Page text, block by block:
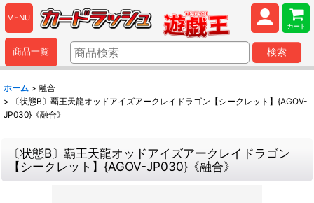
MENU
カート
商品一覧 検索
ホーム > 融合
>
〔状態B〕覇王天龍オッドアイズアークレイドラゴン【シークレット】{AGOV-
JP030}《融合》
〔状態B〕覇王天龍オッドアイズアークレイドラゴン
【シークレット】{AGOV-JP030}《融合》